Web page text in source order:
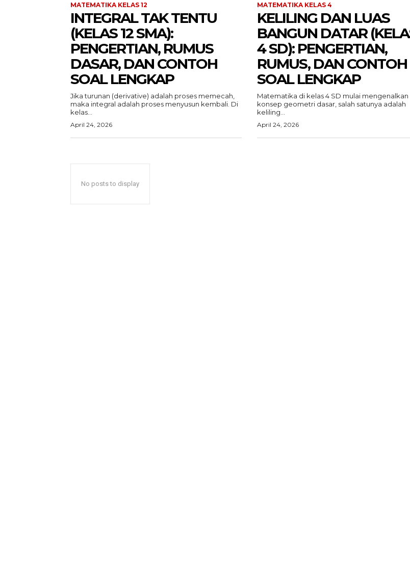
MATEMATIKA KELAS 12
INTEGRAL TAK TENTU
(KELAS 12 SMA):
PENGERTIAN, RUMUS
DASAR, DAN CONTOH
SOAL LENGKAP
Jika turunan (derivative) adalah proses memecah,
maka integral adalah proses menyusun kembali. Di
kelas...
April 24, 2026
MATEMATIKA KELAS 4
KELILING DAN LUAS
BANGUN DATAR
4 SD): PENGERTIAN,
RUMUS, DAN CONTOH
SOAL LENGKAP
Matematika di kelas 4 SD mulai mengenalkan
konsep geometri dasar, salah satunya adalah
keliling...
April 24, 2026
No posts to display